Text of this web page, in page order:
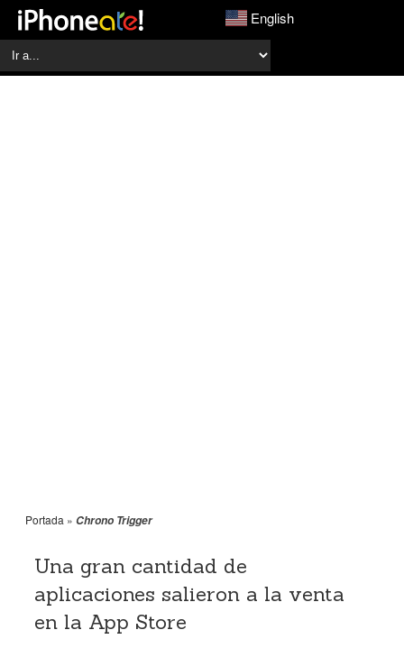
English
Portada » Chrono Trigger
Una gran cantidad de
aplicaciones salieron a la venta
en la App Store